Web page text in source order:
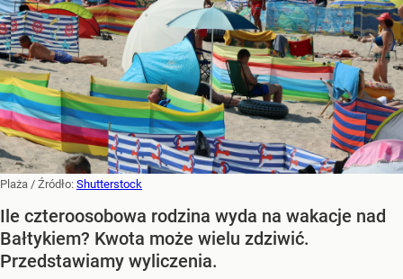
Plaża / Źródło: Shutterstock
Ile czteroosobowa rodzina wyda na wakacje nad
Bałtykiem? Kwota może wielu zdziwić.
Przedstawiamy wyliczenia.